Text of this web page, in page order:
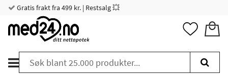
Gratis frakt fra 499 kr. | Restsalg 💥